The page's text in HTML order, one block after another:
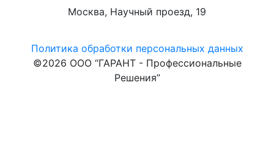
Москва, Научный проезд, 19
Политика обработки персональных данных
©2026 ООО “ГАРАНТ - Профессиональные
Решения”